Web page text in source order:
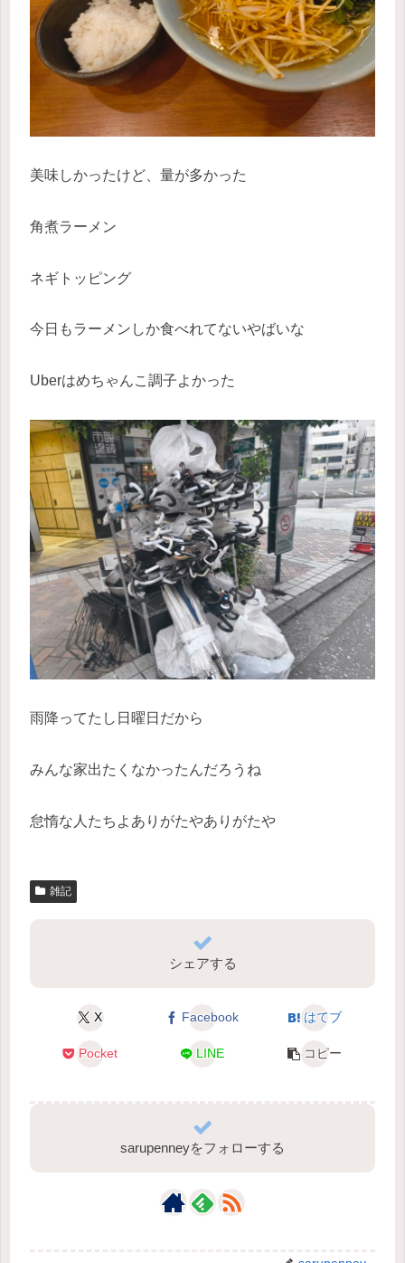
美味しかったけど、量が多かった
角煮ラーメン
ネギトッピング
今日もラーメンしか食べれてないやばいな
Uberはめちゃんこ調子よかった
雨降ってたし日曜日だから
みんな家出たくなかったんだろうね
怠惰な人たちよありがたやありがたや
雑記
シェアする
X Facebook はてブ
Pocket LINE コピー
sarupenneyをフォローする